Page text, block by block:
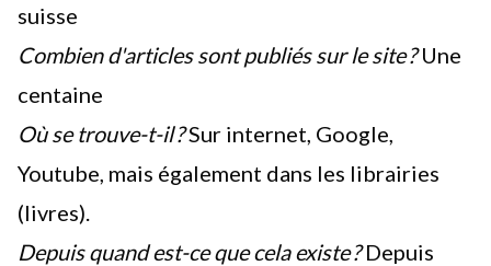
suisse
Combien d'articles sont publiés sur le site ?Une
centaine
Où se trouve-t-il ?Sur internet, Google,
Youtube, mais également dans les librairies
(livres).
Depuis quand est-ce que cela existe ?Depuis